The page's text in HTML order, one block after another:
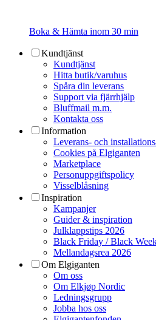
Boka & Hämta inom 30 min
Kundtjänst
Kundtjänst
Hitta butik/varuhus
Spåra din leverans
Support via fjärrhjälp
Bluffmail m.m.
Kontakta oss
Information
Leverans- och
Cookies på Elgiganten
Marketplace
Personuppgiftspolicy
Visselblåsning
Inspiration
Kampanjer
Guider & inspiration
Julklappstips 2026
Black Friday / Black
Mellandagsrea 2026
Om Elgiganten
Om oss
Om Elkjøp Nordic
Ledningsgrupp
Jobba hos oss